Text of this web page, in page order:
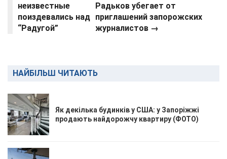
неизвестные
поиздевались над
“Радугой”
Радьков убегает от
приглашений запорожских
журналистов →
НАЙБІЛЬШ ЧИТАЮТЬ
Як декілька будинків у США: у Запоріжжі
продають найдорожчу квартиру (ФОТО)